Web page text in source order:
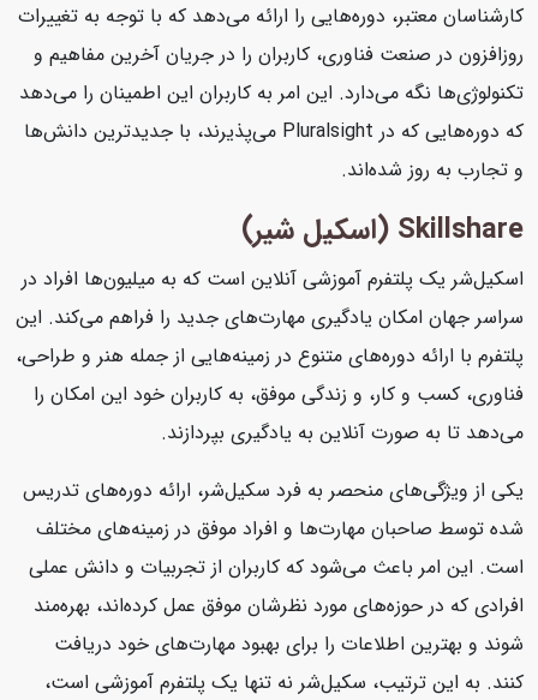
کارشناسان معتبر، دوره‌هایی را ارائه می‌دهد که با توجه به تغییرات
روزافزون در صنعت فناوری، کاربران را در جریان آخرین مفاهیم و
تکنولوژی‌ها نگه می‌دارد. این امر به کاربران این اطمینان را می‌دهد
که دوره‌هایی که در Pluralsight می‌پذیرند، با جدیدترین دانش‌ها
و تجارب به روز شده‌اند.
Skillshare (اسکیل شیر)
اسکیل‌شر یک پلتفرم آموزشی آنلاین است که به میلیون‌ها افراد در
سراسر جهان امکان یادگیری مهارت‌های جدید را فراهم می‌کند. این
پلتفرم با ارائه دوره‌های متنوع در زمینه‌هایی از جمله هنر و طراحی،
فناوری، کسب و کار، و زندگی موفق، به کاربران خود این امکان را
می‌دهد تا به صورت آنلاین به یادگیری بپردازند.
یکی از ویژگی‌های منحصر به فرد سکیل‌شر، ارائه دوره‌های تدریس
شده توسط صاحبان مهارت‌ها و افراد موفق در زمینه‌های مختلف
است. این امر باعث می‌شود که کاربران از تجربیات و دانش عملی
افرادی که در حوزه‌های مورد نظرشان موفق عمل کرده‌اند، بهره‌مند
شوند و بهترین اطلاعات را برای بهبود مهارت‌های خود دریافت
کنند. به این ترتیب، سکیل‌شر نه تنها یک پلتفرم آموزشی است،